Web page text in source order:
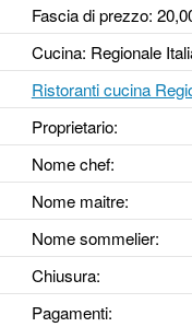
Fascia di prezzo:
Cucina: Regionale
Ristoranti cucina
Proprietario:
Nome chef:
Nome maitre:
Nome sommelier:
Chiusura:
Pagamenti: